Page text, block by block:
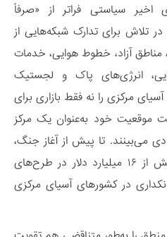
سیاستی فراتر از «صرفاً
تلاش برای تدارک شبکه‌هایی از
مناطق آزاد، خطوط هوایی، خدمات
انرژی‌های پاک و لجستیک
آسیای مرکزی را نه فقط بازاری برای
موقعیت خود به‌عنوان یک مرکز
می‌بینند. تا پیش از آغاز جنگ،
کشورهای حوزۀ خلیج فارس بیش از ۱۶ میلیارد دلار در طرح‌های
در کشورهای آسیای مرکزی